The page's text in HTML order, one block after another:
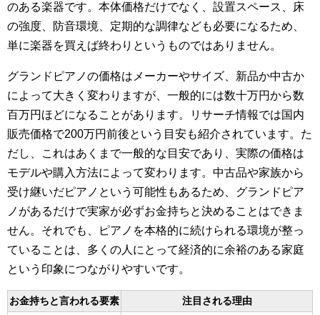
のある楽器です。本体価格だけでなく、設置スペース、床
の強度、防音環境、定期的な調律なども必要になるため、
単に楽器を買えば終わりというものではありません。
グランドピアノの価格はメーカーやサイズ、新品か中古か
によって大きく変わりますが、一般的には数十万円から数
百万円ほどになることがあります。リサーチ情報では国内
販売価格で200万円前後という目安も紹介されています。た
だし、これはあくまで一般的な目安であり、実際の価格は
モデルや購入方法によって変わります。中古品や家族から
受け継いだピアノという可能性もあるため、グランドピア
ノがあるだけで実家が必ずお金持ちと決めることはできま
せん。それでも、ピアノを本格的に続けられる環境が整っ
ていることは、多くの人にとって経済的に余裕のある家庭
という印象につながりやすいです。
お金持ちと言われる要素
注目される理由